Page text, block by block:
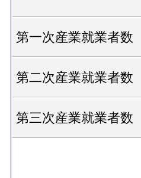
第一次産業就業者数
第二次産業就業者数
第三次産業就業者数